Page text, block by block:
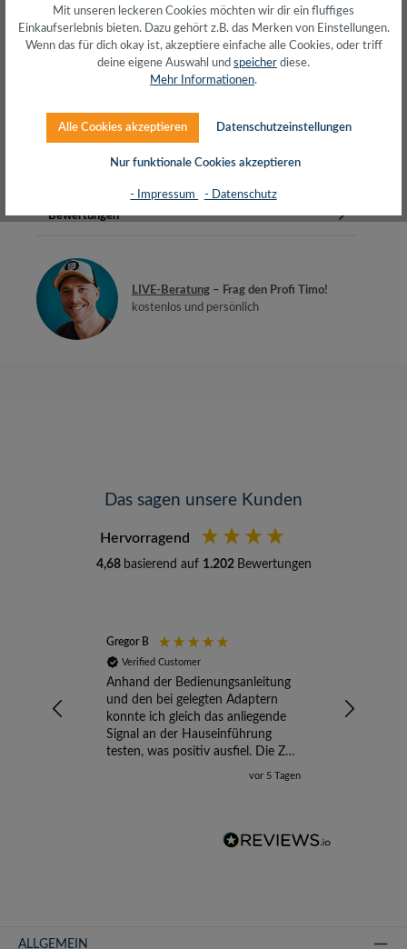
H05VV-F3G 3x 0,75 mm²Geeignet fü…
Bewertungen
LIVE-Beratung – Frag den Profi Timo!
kostenlos und persönlich
Das sagen unsere Kunden
Hervorragend
4,68 basierend auf 1.202 Bewertungen
Gregor B
Verified Customer
Anhand der Bedienungsanleitung
und den bei gelegten Adaptern
konnte ich gleich das anliegende
Signal an der Hauseinführung
testen, was positiv ausfiel. Die Zeit
der Ungewissheit ist jetzt vorbei,
vor 5 Tagen
ALLGEMEIN
Mit unseren leckeren Cookies möchten wir dir ein fluffiges
Einkaufserlebnis bieten. Dazu gehört z.B. das Merken von Einstellungen.
Wenn das für dich okay ist, akzeptiere einfache alle Cookies, oder triff
deine eigene Auswahl und speicher diese.
Mehr Informationen.
Alle Cookies akzeptieren Datenschutzeinstellungen
Nur funktionale Cookies akzeptieren
- Impressum - Datenschutz